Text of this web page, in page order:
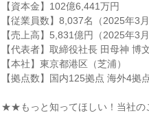
【資本金】102億6,441万円
【従業員数】8,037名（2025年3月
【売上高】5,831億円（2025年3月
【代表者】取締役社長 田母神 博
【本社】東京都港区（芝浦）
【拠点数】国内125拠点 海外4拠
★★もっと知ってほしい！当社